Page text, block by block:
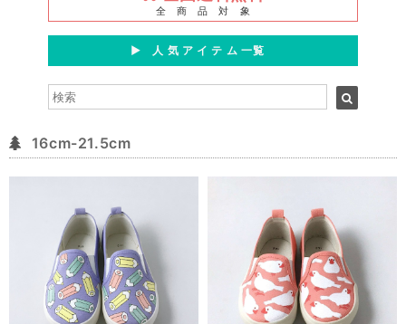
全 商 品 対 象
▶︎ 人 気 ア イ テ ム 一覧
16cm-21.5cm